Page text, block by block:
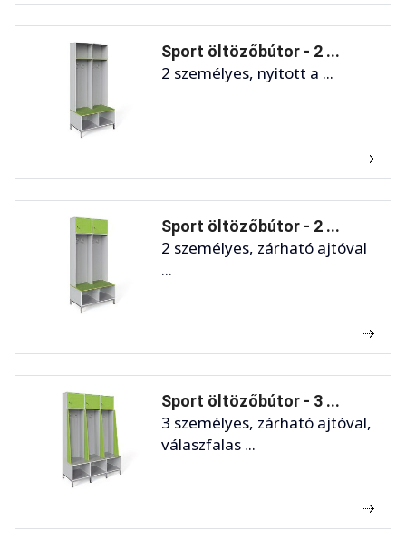
Sport öltözőbútor - 2 ...
2 személyes, nyitott a ...
Sport öltözőbútor - 2 ...
2 személyes, zárható ajtóval
...
Sport öltözőbútor - 3 ...
3 személyes, zárható ajtóval,
válaszfalas ...